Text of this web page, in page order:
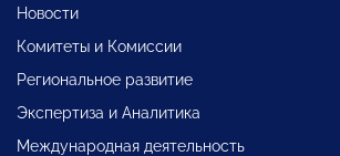
Новости
Комитеты и Комиссии
Региональное развитие
Экспертиза и Аналитика
Международная деятельность